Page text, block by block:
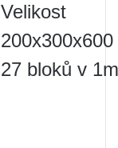
Velikost
200x300x600
27 bloků v